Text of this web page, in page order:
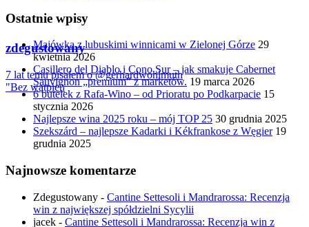
zdegustowany
7 lat temu pisałem o @gerhardwohlmuth
"Bez wątpien
Ostatnie wpisy
Majówka z lubuskimi winnicami w Zielonej Górze 29
kwietnia 2026
Casillero del Diablo i Cono Sur – jak smakuje Cabernet
Sauvignon „premium” z marketów. 19 marca 2026
6 butelek z Rafa-Wino – od Prioratu po Podkarpacie 15
stycznia 2026
Najlepsze wina 2025 roku – mój TOP 25 30 grudnia 2025
Szekszárd – najlepsze Kadarki i Kékfrankose z Węgier 19
grudnia 2025
Najnowsze komentarze
Zdegustowany - Cantine Settesoli i Mandrarossa: Recenzja
win z największej spółdzielni Sycylii
jacek - Cantine Settesoli i Mandrarossa: Recenzja win z